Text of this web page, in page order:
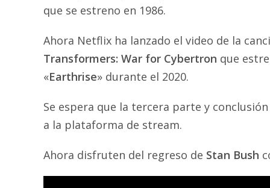
que se estreno en 1986.
Ahora Netflix ha lanzado el video de la
Transformers: War for Cybertron que
«Earthrise» durante el 2020.
Se espera que la tercera parte y
a la plataforma de stream.
Ahora disfruten del regreso de Stan Bush